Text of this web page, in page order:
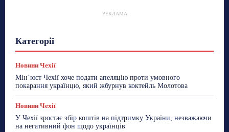
РЕКЛАМА
Категорії
Новини Чехії
Сад та город
ТехноМанія
Топ-новини Фоторепортаж
Новини Чехії
Мін’юст Чехії хоче подати апеляцію проти умовного
покарання українцю, який жбурнув коктейль Молотова
Новини Чехії
У Чехії зростає збір коштів на підтримку України, незважаючи
на негативний фон щодо українців